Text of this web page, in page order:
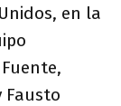
en la
Fausto